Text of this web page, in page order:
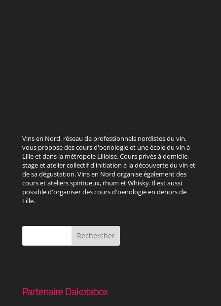
Vins en Nord, réseau de professionnels nordistes du vin,
vous propose des cours d'oenologie et une école du vin à
Lille et dans la métropole Lilloise. Cours privés à domicile,
stage et atelier collectif d'initiation à la découverte du vin et
de sa dégustation. Vins en Nord organise également des
cours et ateliers spiritueux, rhum et Whisky. Il est aussi
possible d'organiser des cours d'oenologie en dehors de
Lille.
Partenaire Dakotabox